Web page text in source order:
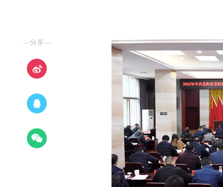
—分享—